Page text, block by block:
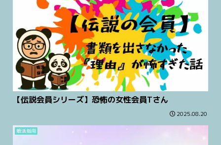
【伝説会員シリーズ】恐怖の女性会員Tさん
2025.08.20
婚活指南